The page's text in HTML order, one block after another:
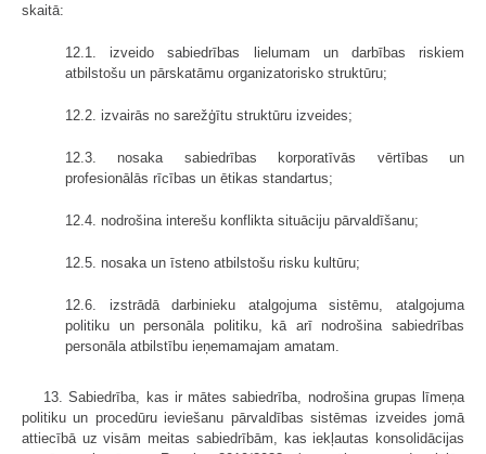
skaitā:
12.1. izveido sabiedrības lielumam un darbības riskiem
atbilstošu un pārskatāmu organizatorisko struktūru;
12.2. izvairās no sarežģītu struktūru izveides;
12.3. nosaka sabiedrības korporatīvās vērtības un
profesionālās rīcības un ētikas standartus;
12.4. nodrošina interešu konflikta situāciju pārvaldīšanu;
12.5. nosaka un īsteno atbilstošu risku kultūru;
12.6. izstrādā darbinieku atalgojuma sistēmu, atalgojuma
politiku un personāla politiku, kā arī nodrošina sabiedrības
personāla atbilstību ieņemamajam amatam.
13. Sabiedrība, kas ir mātes sabiedrība, nodrošina grupas līmeņa
politiku un procedūru ieviešanu pārvaldības sistēmas izveides jomā
attiecībā uz visām meitas sabiedrībām, kas iekļautas konsolidācijas